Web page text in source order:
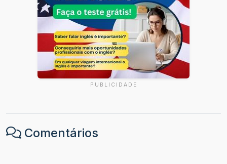
PUBLICIDADE
Comentários